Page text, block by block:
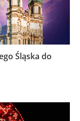
Śląska do